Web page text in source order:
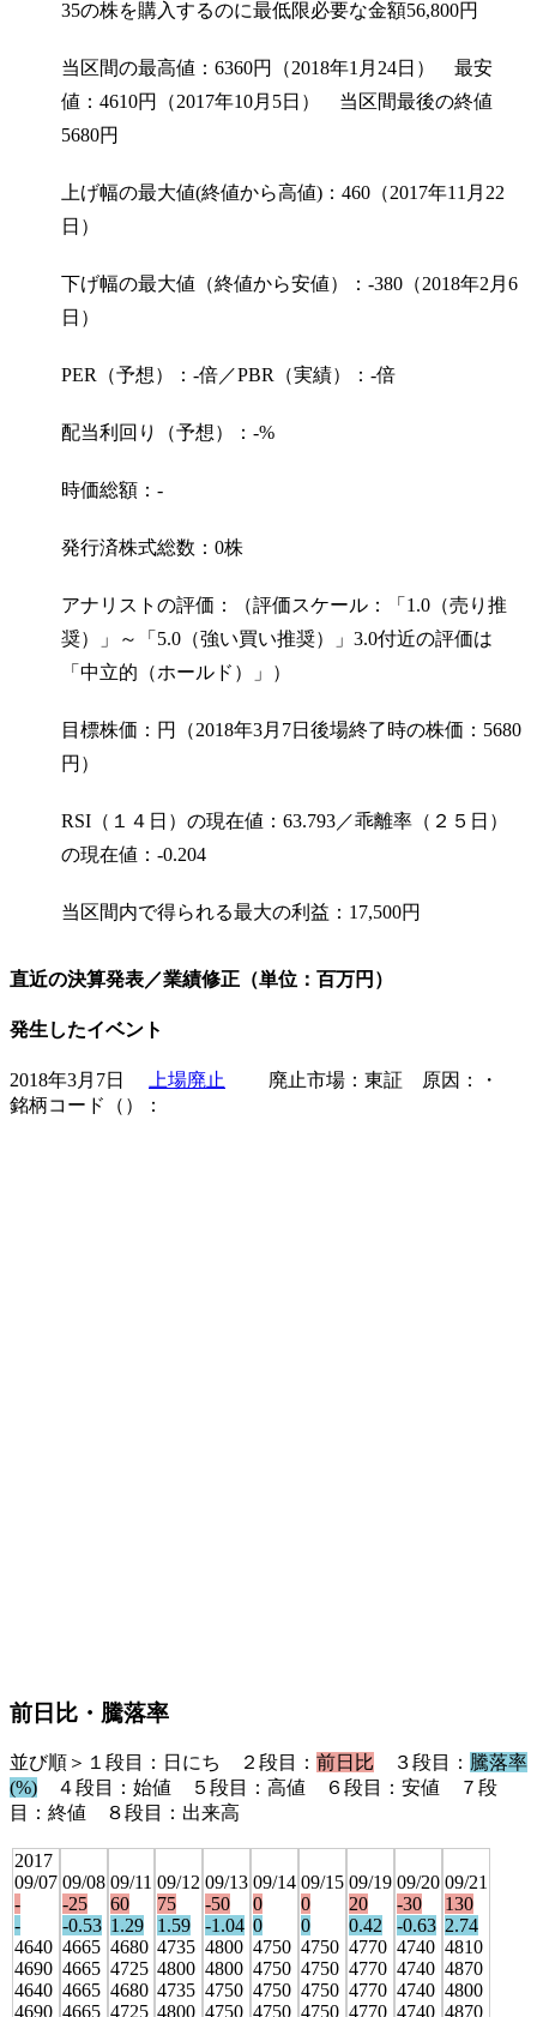
35の株を購入するのに最低限必要な金額56,800円
当区間の最高値：6360円（2018年1月24日） 最安
値：4610円（2017年10月5日） 当区間最後の終値
5680円
上げ幅の最大値(終値から高値)：460（2017年11月22
日）
下げ幅の最大値（終値から安値）：-380（2018年2月6
日）
PER（予想）：-倍／PBR（実績）：-倍
配当利回り（予想）：-%
時価総額：-
発行済株式総数：0株
アナリストの評価：（評価スケール：「1.0（売り推
奨）」～「5.0（強い買い推奨）」3.0付近の評価は
「中立的（ホールド）」）
目標株価：円（2018年3月7日後場終了時の株価：5680
円）
RSI（１４日）の現在値：63.793／乖離率（２５日）
の現在値：-0.204
当区間内で得られる最大の利益：17,500円
直近の決算発表／業績修正（単位：百万円）
発生したイベント
2018年3月7日 上場廃止
廃止市場：東証 原因：・
銘柄コード（）：
前日比・騰落率
並び順＞１段目：日にち ２段目： 前日比 ３段目： 騰落率
(%) ４段目：始値 ５段目：高値 ６段目：安値 ７段
目：終値 ８段目：出来高
2017
09/07
-
-
4640
4690
4640
4690
09/08
-25
-0.53
4665
4665
4665
4665
09/11
60
1.29
4680
4725
4680
4725
09/12
75
1.59
4735
4800
4735
4800
09/13
-50
-1.04
4800
4800
4750
4750
09/14
0
0
4750
4750
4750
4750
09/15
0
0
4750
4750
4750
4750
09/19
20
0.42
4770
4770
4770
4770
09/20
-30
-0.63
4740
4740
4740
4740
09/21
130
2.74
4810
4870
4800
4870